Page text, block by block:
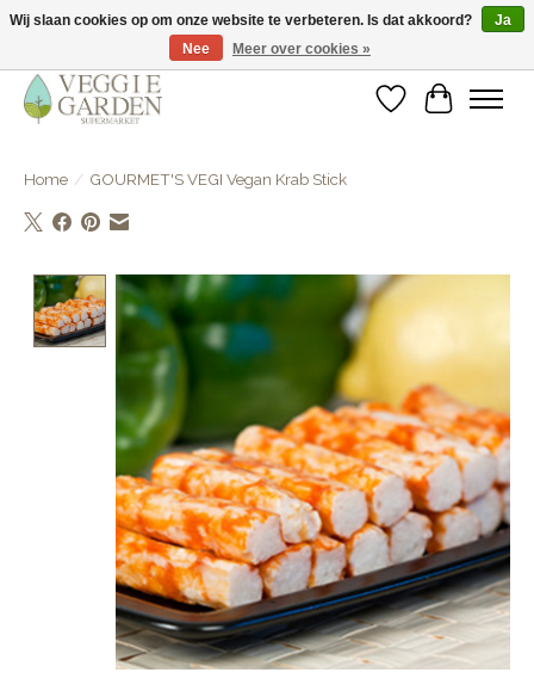
vegan & veggie products | free store pick-up
Verlanglijst
Home / GOURMET'S VEGI Vegan Krab Stick
Product image slideshow Items
Wij slaan cookies op om onze website te verbeteren. Is dat akkoord?
Ja
Nee
Meer over cookies »